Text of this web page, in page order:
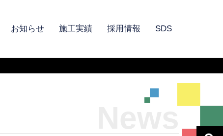
お知らせ 施工実績 採用情報 SDS
News